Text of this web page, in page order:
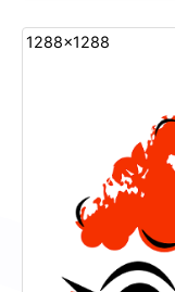
1288x1288